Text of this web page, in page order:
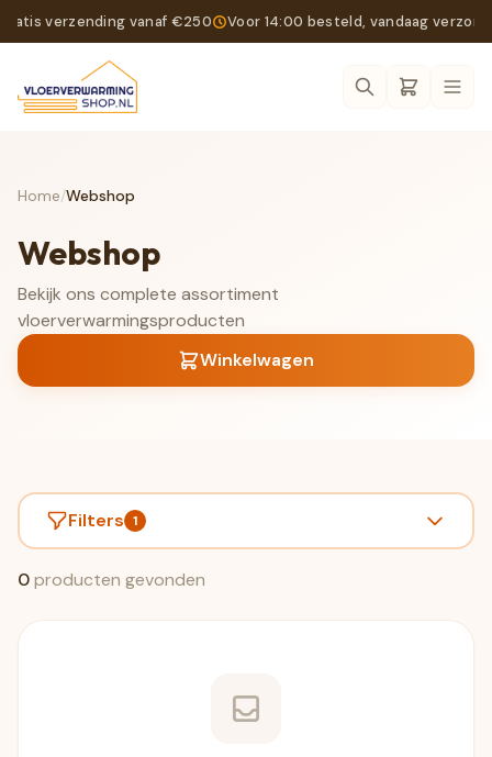
verzending vanaf €250 Voor 14:00 besteld, vandaag
Home/Webshop
Webshop
Bekijk ons complete assortiment
vloerverwarmingsproducten
Winkelwagen
Filters 1
0producten gevonden